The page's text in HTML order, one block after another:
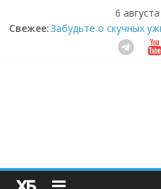
6
Свежее:Забудьте о скучных
которое видит вашу
Небо зовёт: как
Секрет
пребиотиками